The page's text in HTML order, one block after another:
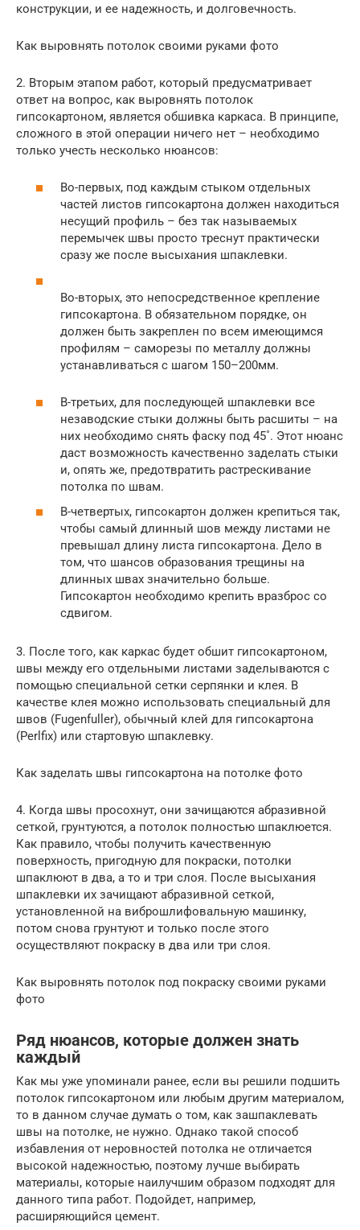
конструкции, и ее надежность, и долговечность.
Как выровнять потолок своими руками фото
2. Вторым этапом работ, который предусматривает
ответ на вопрос, как выровнять потолок
гипсокартоном, является обшивка каркаса. В принципе,
сложного в этой операции ничего нет – необходимо
только учесть несколько нюансов:
Во-первых, под каждым стыком отдельных
частей листов гипсокартона должен находиться
несущий профиль – без так называемых
перемычек швы просто треснут практически
сразу же после высыхания шпаклевки.
Во-вторых, это непосредственное крепление
гипсокартона. В обязательном порядке, он
должен быть закреплен по всем имеющимся
профилям – саморезы по металлу должны
устанавливаться с шагом 150–200мм.
В-третьих, для последующей шпаклевки все
незаводские стыки должны быть расшиты – на
них необходимо снять фаску под 45˚. Этот нюанс
даст возможность качественно заделать стыки
и, опять же, предотвратить растрескивание
потолка по швам.
В-четвертых, гипсокартон должен крепиться так,
чтобы самый длинный шов между листами не
превышал длину листа гипсокартона. Дело в
том, что шансов образования трещины на
длинных швах значительно больше.
Гипсокартон необходимо крепить вразброс со
сдвигом.
3. После того, как каркас будет обшит гипсокартоном,
швы между его отдельными листами заделываются с
помощью специальной сетки серпянки и клея. В
качестве клея можно использовать специальный для
швов (Fugenfuller), обычный клей для гипсокартона
(Perlfix) или стартовую шпаклевку.
Как заделать швы гипсокартона на потолке фото
4. Когда швы просохнут, они зачищаются абразивной
сеткой, грунтуются, а потолок полностью шпаклюется.
Как правило, чтобы получить качественную
поверхность, пригодную для покраски, потолки
шпаклюют в два, а то и три слоя. После высыхания
шпаклевки их зачищают абразивной сеткой,
установленной на виброшлифовальную машинку,
потом снова грунтуют и только после этого
осуществляют покраску в два или три слоя.
Как выровнять потолок под покраску своими руками
фото
Ряд нюансов, которые должен знать
каждый
Как мы уже упоминали ранее, если вы решили подшить
потолок гипсокартоном или любым другим материалом,
то в данном случае думать о том, как зашпаклевать
швы на потолке, не нужно. Однако такой способ
избавления от неровностей потолка не отличается
высокой надежностью, поэтому лучше выбирать
материалы, которые наилучшим образом подходят для
данного типа работ. Подойдет, например,
расширяющийся цемент.